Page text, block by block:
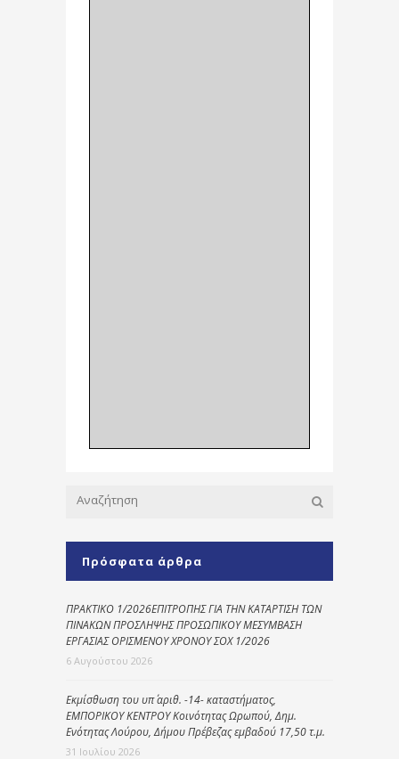
Πρόσφατα άρθρα
ΠΡΑΚΤΙΚΟ 1/2026ΕΠΙΤΡΟΠΗΣ ΓΙΑ ΤΗΝ ΚΑΤΑΡΤΙΣΗ ΤΩΝ
ΠΙΝΑΚΩΝ ΠΡΟΣΛΗΨΗΣ ΠΡΟΣΩΠΙΚΟΥ ΜΕΣΥΜΒΑΣΗ
ΕΡΓΑΣΙΑΣ ΟΡΙΣΜΕΝΟΥ ΧΡΟΝΟΥ ΣΟΧ 1/2026
6 Αυγούστου 2026
Εκμίσθωση του υπ΄ αριθ. -14- καταστήματος,
ΕΜΠΟΡΙΚΟΥ ΚΕΝΤΡΟΥ Κοινότητας Ωρωπού, Δημ.
Ενότητας Λούρου, Δήμου Πρέβεζας εμβαδού 17,50 τ.μ.
31 Ιουλίου 2026